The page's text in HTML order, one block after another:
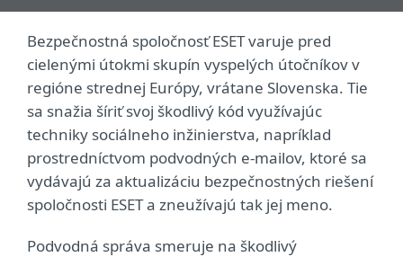
Bezpečnostná spoločnosť ESET varuje pred
cielenými útokmi skupín vyspelých útočníkov v
regióne strednej Európy, vrátane Slovenska. Tie
sa snažia šíriť svoj škodlivý kód využívajúc
techniky sociálneho inžinierstva, napríklad
prostredníctvom podvodných e-mailov, ktoré sa
vydávajú za aktualizáciu bezpečnostných riešení
spoločnosti ESET a zneužívajú tak jej meno.
Podvodná správa smeruje na škodlivý